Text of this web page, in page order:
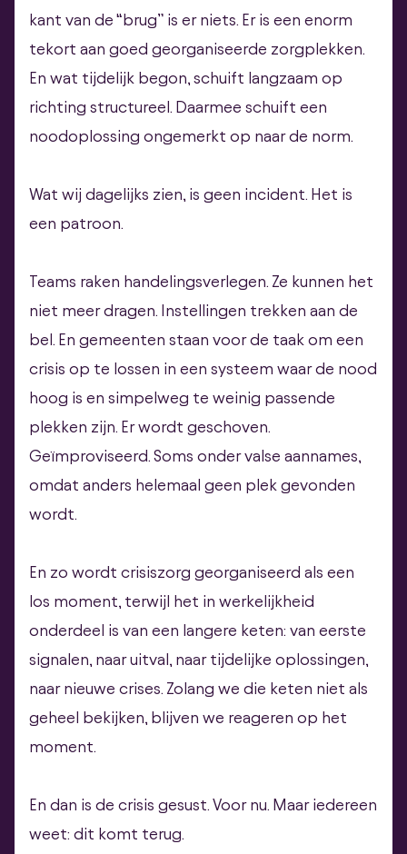
kant van de “brug” is er niets. Er is een enorm
tekort aan goed georganiseerde zorgplekken.
En wat tijdelijk begon, schuift langzaam op
richting structureel. Daarmee schuift een
noodoplossing ongemerkt op naar de norm.
Wat wij dagelijks zien, is geen incident. Het is
een patroon.
Teams raken handelingsverlegen. Ze kunnen het
niet meer dragen. Instellingen trekken aan de
bel. En gemeenten staan voor de taak om een
crisis op te lossen in een systeem waar de nood
hoog is en simpelweg te weinig passende
plekken zijn. Er wordt geschoven.
Geïmproviseerd. Soms onder valse aannames,
omdat anders helemaal geen plek gevonden
wordt.
En zo wordt crisiszorg georganiseerd als een
los moment, terwijl het in werkelijkheid
onderdeel is van een langere keten: van eerste
signalen, naar uitval, naar tijdelijke oplossingen,
naar nieuwe crises. Zolang we die keten niet als
geheel bekijken, blijven we reageren op het
moment.
En dan is de crisis gesust. Voor nu. Maar iedereen
weet: dit komt terug.